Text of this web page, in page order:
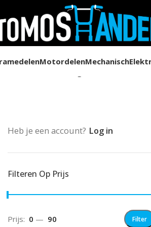
MotordelenMechanisch
Heb je een account? Log in
Filteren Op Prijs
Filter
Prijs: 0 — 90